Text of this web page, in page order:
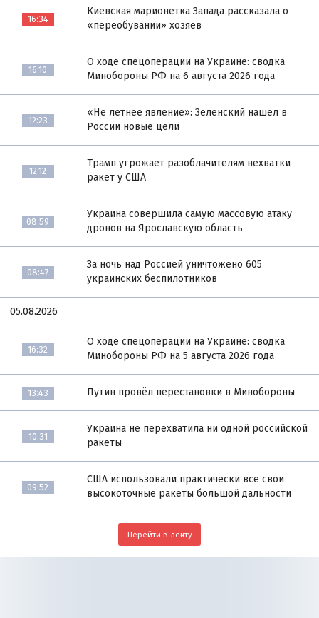
16:34
Киевская марионетка Запада рассказала о
«переобувании» хозяев
16:10
О ходе спецоперации на Украине: сводка
Минобороны РФ на 6 августа 2026 года
12:23
«Не летнее явление»: Зеленский нашёл в
России новые цели
12:12
Трамп угрожает разоблачителям нехватки
ракет у США
08:59
Украина совершила самую массовую атаку
дронов на Ярославскую область
08:47
За ночь над Россией уничтожено 605
украинских беспилотников
05.08.2026
16:32
О ходе спецоперации на Украине: сводка
Минобороны РФ на 5 августа 2026 года
13:43 Путин провёл перестановки в Минобороны
10:31
Украина не перехватила ни одной российской
ракеты
09:52
США использовали практически все свои
высокоточные ракеты большой дальности
Перейти в ленту